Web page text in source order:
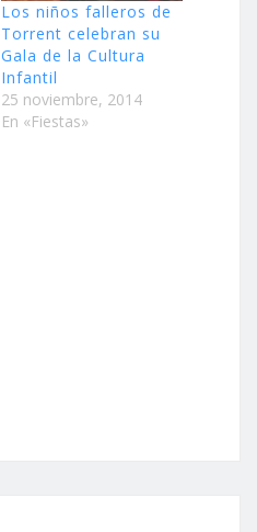
Los niños falleros de
Torrent celebran su
Gala de la Cultura
Infantil
25 noviembre, 2014
En «Fiestas»